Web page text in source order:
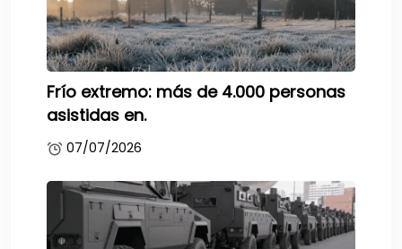
Frío extremo: más de 4.000 personas
asistidas en.
07/07/2026